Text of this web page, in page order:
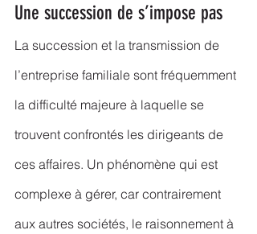
Une succession de s’impose pas
La succession et la transmission de
l’entreprise familiale sont fréquemment
la difficulté majeure à laquelle se
trouvent confrontés les dirigeants de
ces affaires. Un phénomène qui est
complexe à gérer, car contrairement
aux autres sociétés, le raisonnement à